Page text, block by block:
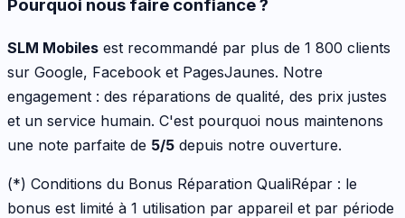
Pourquoi nous faire confiance ?
SLM Mobiles est recommandé par plus de 1 800 clients
sur Google, Facebook et PagesJaunes. Notre
engagement : des réparations de qualité, des prix justes
et un service humain. C'est pourquoi nous maintenons
une note parfaite de 5/5 depuis notre ouverture.
(*) Conditions du Bonus Réparation QualiRépar : le
bonus est limité à 1 utilisation par appareil et par période